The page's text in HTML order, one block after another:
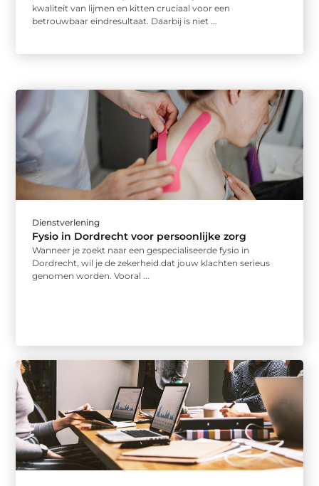
kwaliteit van lijmen en kitten cruciaal voor een
betrouwbaar eindresultaat. Daarbij is niet ...
Dienstverlening
Fysio in Dordrecht voor persoonlijke zorg
Wanneer je zoekt naar een gespecialiseerde fysio in
Dordrecht, wil je de zekerheid dat jouw klachten serieus
genomen worden. Vooral ...